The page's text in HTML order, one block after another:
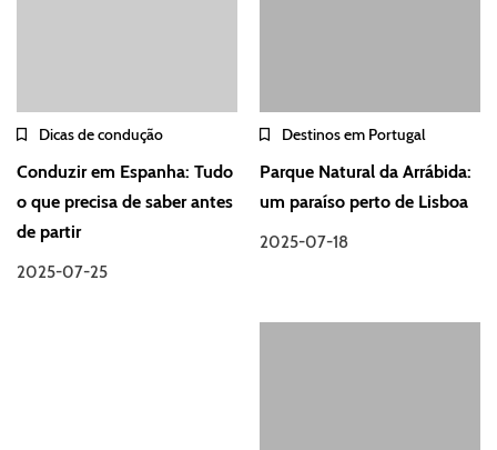
Dicas de condução
Conduzir em Espanha: Tudo
o que precisa de saber antes
de partir
2025-07-25
Destinos em Portugal
Parque Natural da Arrábida:
um paraíso perto de Lisboa
2025-07-18